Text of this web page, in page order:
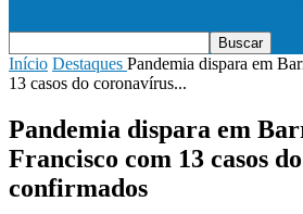
Início Destaques Pandemia dispara em
13 casos do coronavírus...
Pandemia dispara em
Francisco com 13 casos
confirmados